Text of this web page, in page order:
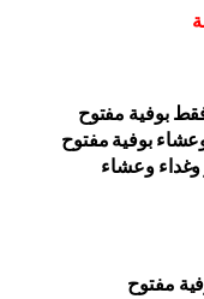
إفطار وغداء وعشاء
مفتوح